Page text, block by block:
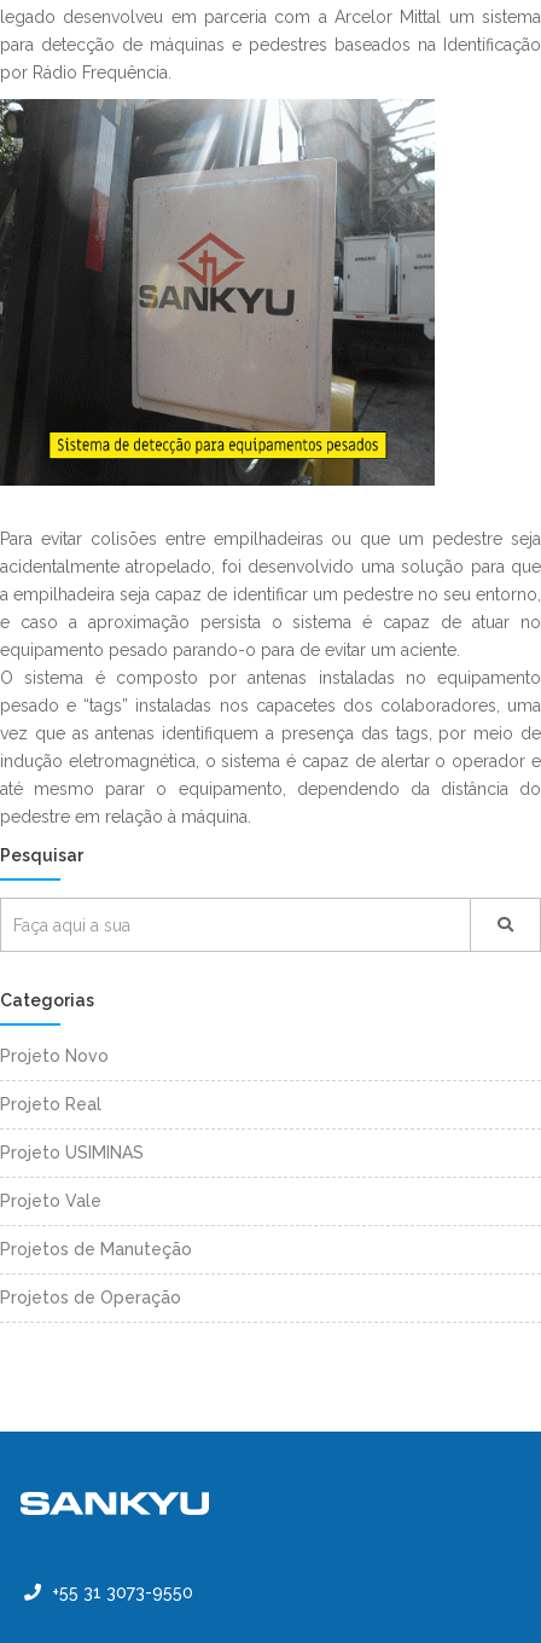
legado desenvolveu em parceria com a Arcelor Mittal um sistema
para detecção de máquinas e pedestres baseados na Identificação
por Rádio Frequência.
Para evitar colisões entre empilhadeiras ou que um pedestre seja
acidentalmente atropelado, foi desenvolvido uma solução para que
a empilhadeira seja capaz de identificar um pedestre no seu entorno,
e caso a aproximação persista o sistema é capaz de atuar no
equipamento pesado parando-o para de evitar um aciente.
O sistema é composto por antenas instaladas no equipamento
pesado e “tags” instaladas nos capacetes dos colaboradores, uma
vez que as antenas identifiquem a presença das tags, por meio de
indução eletromagnética, o sistema é capaz de alertar o operador e
até mesmo parar o equipamento, dependendo da distância do
pedestre em relação à máquina.
Pesquisar
Categorias
Projeto Novo
Projeto Real
Projeto USIMINAS
Projeto Vale
Projetos de Manuteção
Projetos de Operação
+55 31 3073-9550